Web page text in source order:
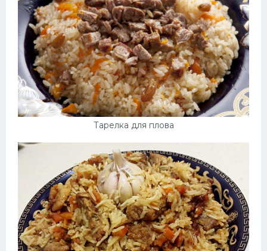
Тарелка для плова